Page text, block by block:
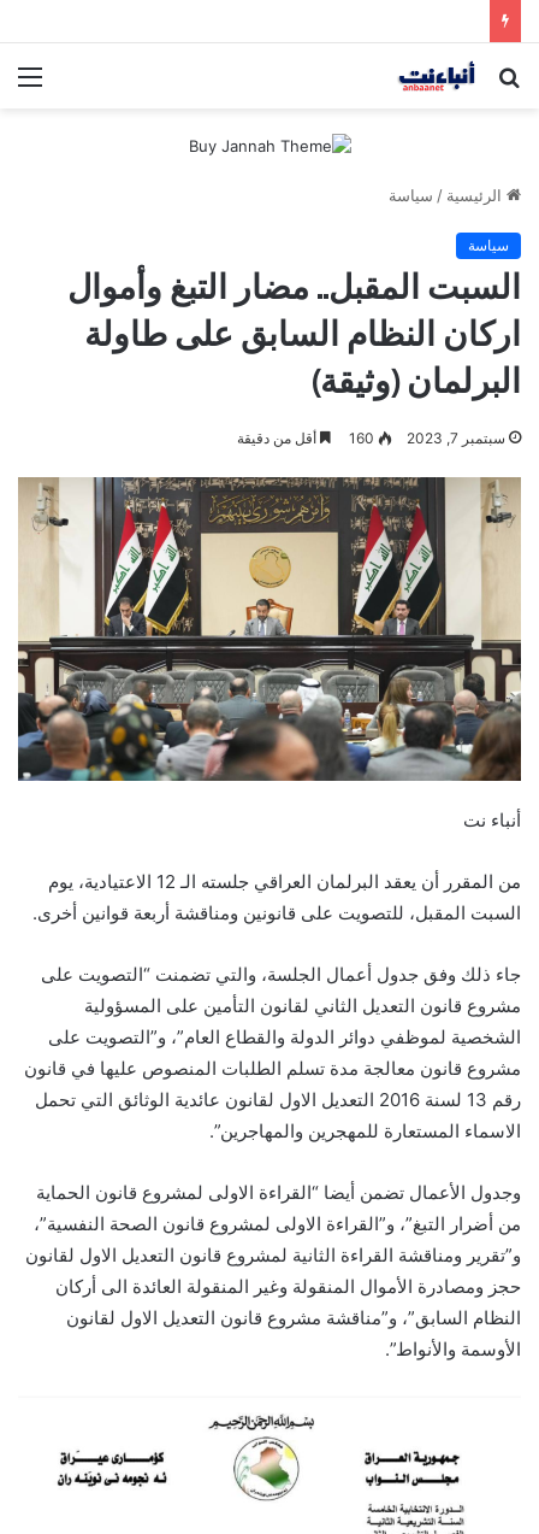
بحث
الرئيسية / سياسة
سياسة
السبت المقبل.. مضار التبغ وأموال
اركان النظام السابق على طاولة
البرلمان (وثيقة)
سبتمبر 7, 2023 160 أقل من دقيقة
أنباء نت
من المقرر أن يعقد البرلمان العراقي جلسته الـ 12 الاعتيادية، يوم
السبت المقبل، للتصويت على قانونين ومناقشة أربعة قوانين أخرى.
جاء ذلك وفق جدول أعمال الجلسة، والتي تضمنت “التصويت على
مشروع قانون التعديل الثاني لقانون التأمين على المسؤولية
الشخصية لموظفي دوائر الدولة والقطاع العام”، و”التصويت على
مشروع قانون معالجة مدة تسلم الطلبات المنصوص عليها في قانون
رقم 13 لسنة 2016 التعديل الاول لقانون عائدية الوثائق التي تحمل
الاسماء المستعارة للمهجرين والمهاجرين”.
وجدول الأعمال تضمن أيضا “القراءة الاولى لمشروع قانون الحماية
من أضرار التبغ”، و”القراءة الاولى لمشروع قانون الصحة النفسية”،
و”تقرير ومناقشة القراءة الثانية لمشروع قانون التعديل الاول لقانون
حجز ومصادرة الأموال المنقولة وغير المنقولة العائدة الى أركان
النظام السابق”، و”مناقشة مشروع قانون التعديل الاول لقانون
الأوسمة والأنواط”.